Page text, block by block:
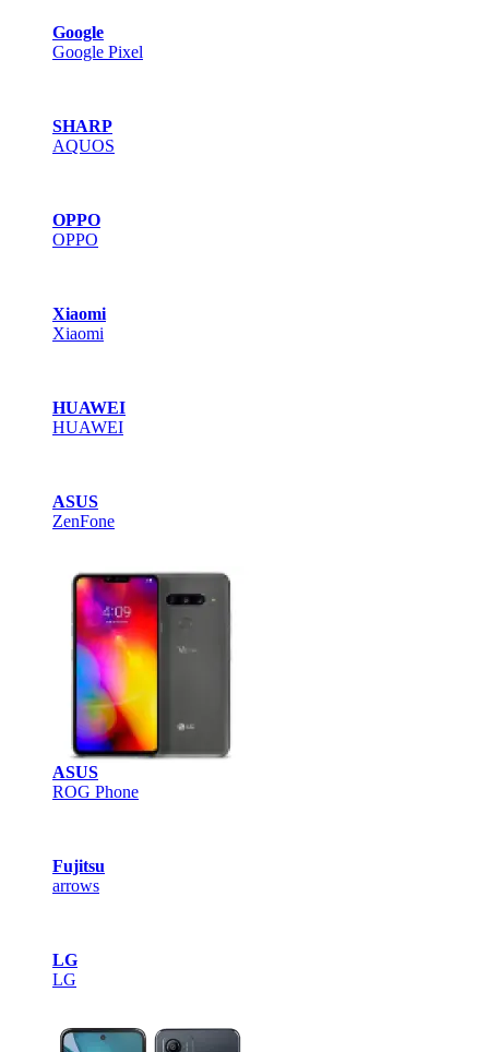
Google
Google Pixel
SHARP
AQUOS
OPPO
OPPO
Xiaomi
Xiaomi
HUAWEI
HUAWEI
ASUS
ZenFone
ASUS
ROG Phone
Fujitsu
arrows
LG
LG